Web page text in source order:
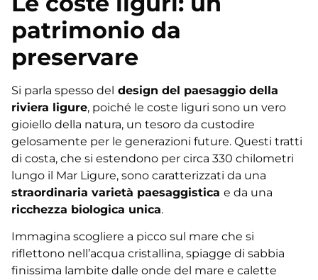
patrimonio da
preservare
Si parla spesso del design del paesaggio della
riviera ligure, poiché le coste liguri sono un vero
gioiello della natura, un tesoro da custodire
gelosamente per le generazioni future. Questi tratti
di costa, che si estendono per circa 330 chilometri
lungo il Mar Ligure, sono caratterizzati da una
straordinaria varietà paesaggistica e da una
ricchezza biologica unica.
Immagina scogliere a picco sul mare che si
riflettono nell’acqua cristallina, spiagge di sabbia
finissima lambite dalle onde del mare e calette